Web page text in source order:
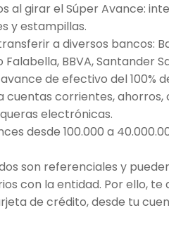
al girar el Súper Avance:
y estampillas.
a diversos bancos:
Falabella, BBVA, Santander
de efectivo del 100%
cuentas corrientes, ahorros,
electrónicas.
desde 100.000 a
son referenciales y
con la entidad. Por ello, te
de crédito, desde tu